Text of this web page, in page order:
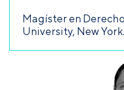
Magíster en
University, New York.